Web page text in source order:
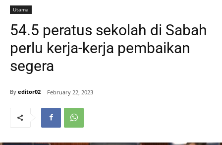
Utama
54.5 peratus sekolah di Sabah
perlu kerja-kerja pembaikan
segera
By editor02 February 22, 2023